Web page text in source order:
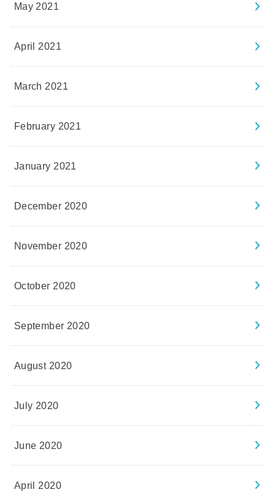
May 2021
April 2021
March 2021
February 2021
January 2021
December 2020
November 2020
October 2020
September 2020
August 2020
July 2020
June 2020
April 2020